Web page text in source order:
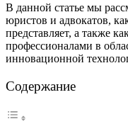
В данной статье мы
юристов и адвокатов,
представляет, а также
профессионалами в
инновационной
Содержание